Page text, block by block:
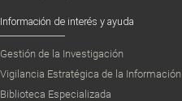
Información de interés y ayuda
Gestión de la Investigación
Vigilancia Estratégica de la Información
Biblioteca Especializada